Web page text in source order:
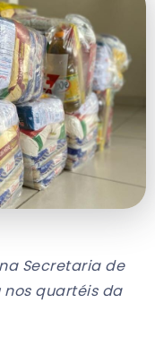
Secretaria de
nos quartéis da